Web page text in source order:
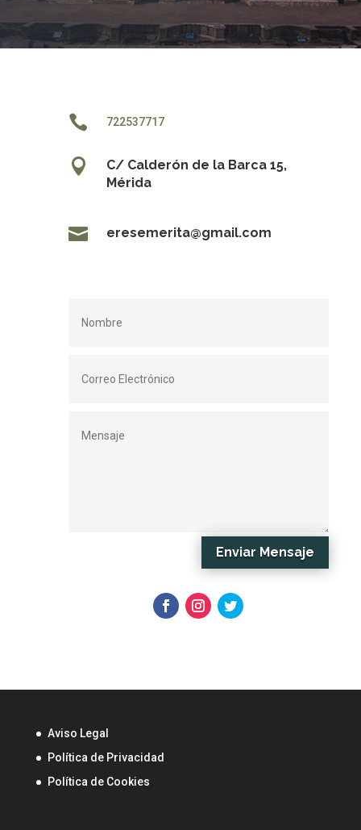
 722537717

C/ Calderón de la Barca 15,
Mérida
 eresemerita@gmail.com
Enviar Mensaje
Aviso Legal
Política de Privacidad
Política de Cookies